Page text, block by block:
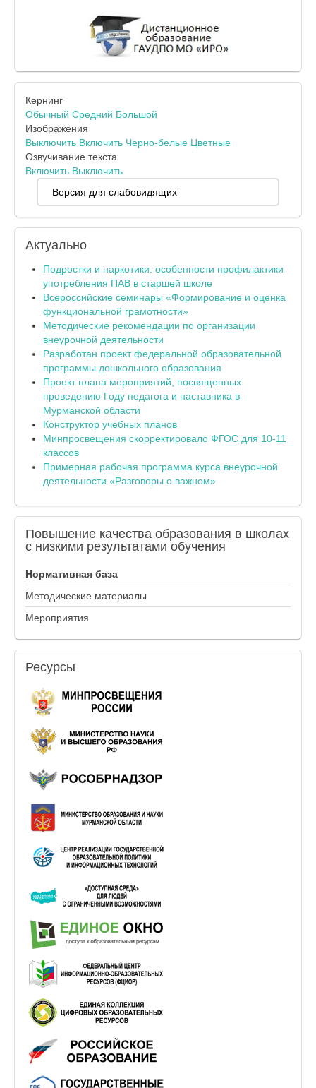
Кернинг
Обычный Средний Большой
Изображения
Выключить Включить Черно-белые Цветные
Озвучивание текста
Включить Выключить
Версия для слабовидящих
Актуально
Подростки и наркотики: особенности профилактики
употребления ПАВ в старшей школе
Всероссийские семинары «Формирование и оценка
функциональной грамотности»
Методические рекомендации по организации
внеурочной деятельности
Разработан проект федеральной образовательной
программы дошкольного образования
Проект плана мероприятий, посвященных
проведению Году педагога и наставника в
Мурманской области
Конструктор учебных планов
Минпросвещения скорректировало ФГОС для 10-11
классов
Примерная рабочая программа курса внеурочной
деятельности «Разговоры о важном»
Повышение качества образования в школах
с низкими результатами обучения
Нормативная база
Методические материалы
Мероприятия
Ресурсы